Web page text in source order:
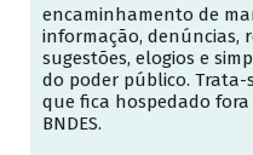
encaminhamento de
informação, denúncias,
sugestões, elogios e
do poder público. Trata-
que fica hospedado fora
BNDES.